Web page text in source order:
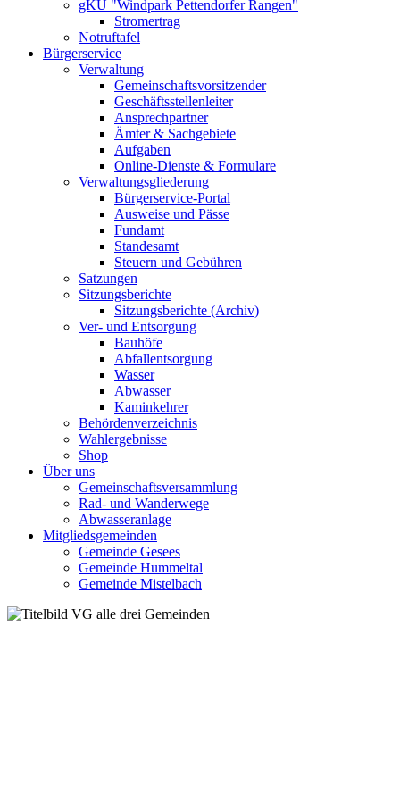
gKU "Windpark Pettendorfer Rangen"
Stromertrag
Notruftafel
Bürgerservice
Verwaltung
Gemeinschaftsvorsitzender
Geschäftsstellenleiter
Ansprechpartner
Ämter & Sachgebiete
Aufgaben
Online-Dienste & Formulare
Verwaltungsgliederung
Bürgerservice-Portal
Ausweise und Pässe
Fundamt
Standesamt
Steuern und Gebühren
Satzungen
Sitzungsberichte
Sitzungsberichte (Archiv)
Ver- und Entsorgung
Bauhöfe
Abfallentsorgung
Wasser
Abwasser
Kaminkehrer
Behördenverzeichnis
Wahlergebnisse
Shop
Über uns
Gemeinschaftsversammlung
Rad- und Wanderwege
Abwasseranlage
Mitgliedsgemeinden
Gemeinde Gesees
Gemeinde Hummeltal
Gemeinde Mistelbach